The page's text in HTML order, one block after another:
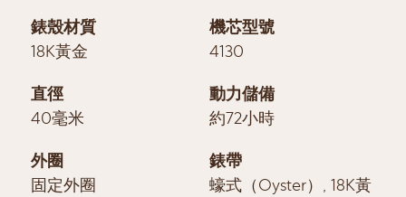
錶殼材質
18K黃金
直徑
40毫米
外圈
固定外圈
機芯型號
4130
動力儲備
約72小時
錶帶
蠔式（Oyster）, 18K黃